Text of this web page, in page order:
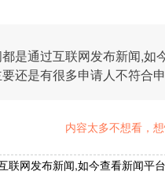
是通过互联网发布新闻,如
还是有很多申请人不符合
内容太多不想看，
网发布新闻,如今查看新闻平